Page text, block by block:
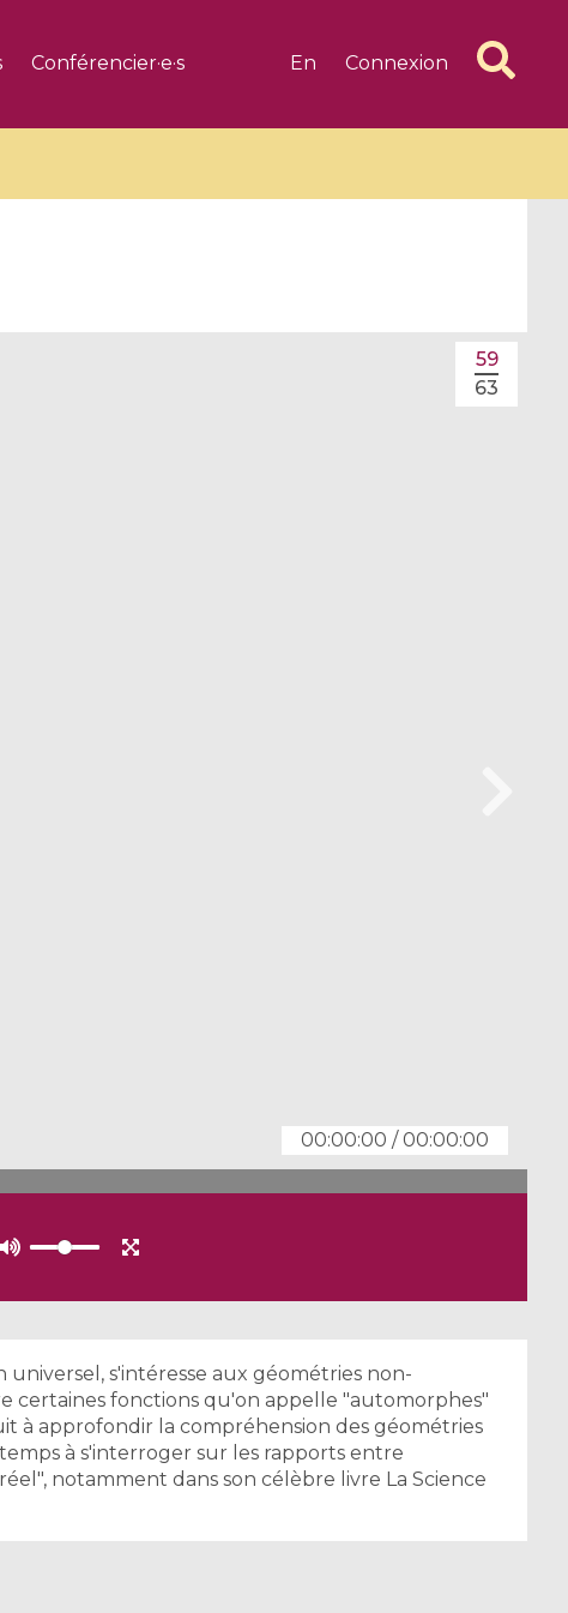
Conférencier·e·s En Connexion
00:00:00 /00:00:00
59
63
universel, s'intéresse aux géométries non-
certaines fonctions qu'on appelle "automorphes"
à approfondir la compréhension des géométries
à s'interroger sur les rapports entre
notamment dans son célèbre livre La Science